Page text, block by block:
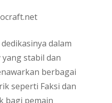
dalam
stabil dan
berbagai
seperti Faksi dan
bagi pemain